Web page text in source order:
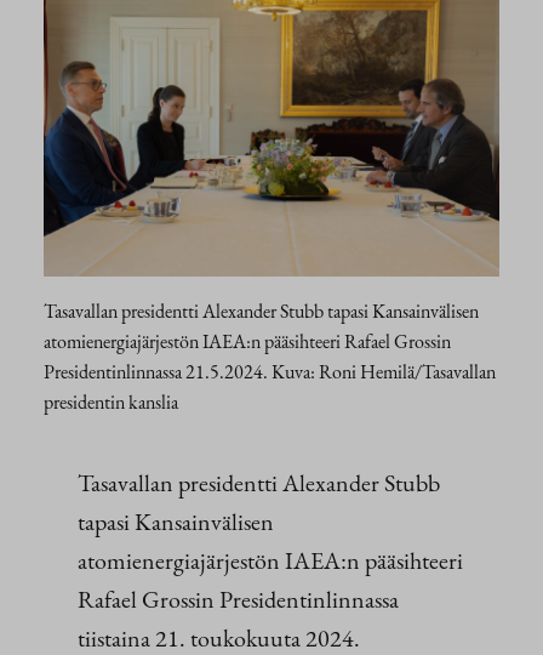
Tasavallan presidentti Alexander Stubb tapasi Kansainvälisen
atomienergiajärjestön IAEA:n pääsihteeri Rafael Grossin
Presidentinlinnassa 21.5.2024. Kuva: Roni Hemilä/Tasavallan
presidentin kanslia
Tasavallan presidentti Alexander Stubb
tapasi Kansainvälisen
atomienergiajärjestön IAEA:n pääsihteeri
Rafael Grossin Presidentinlinnassa
tiistaina 21. toukokuuta 2024.